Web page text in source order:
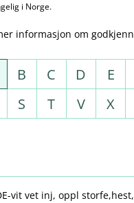
i Norge.
informasjon om
B C D E
S T V X
vit vet inj, oppl